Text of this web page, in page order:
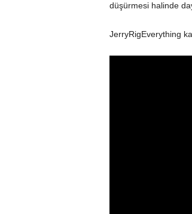
düşürmesi halinde
JerryRigEverything